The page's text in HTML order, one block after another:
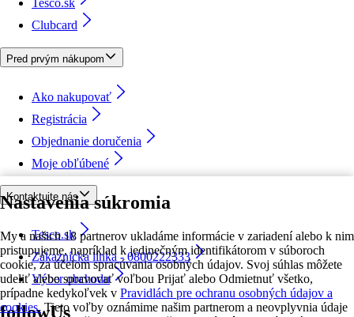
Nastavenia súkromia
My a našich 18 partnerov ukladáme informácie v zariadení alebo k nim
pristupujeme, napríklad k jedinečným identifikátorom v súboroch
cookie, za účelom spracúvania osobných údajov. Svoj súhlas môžete
udeliť alebo spravovať voľbou Prijať alebo Odmietnuť všetko,
prípadne kedykoľvek v Pravidlách pre ochranu osobných údajov a
cookies. Tieto voľby oznámime našim partnerom a neovplyvnia údaje
Tesco.sk
Clubcard
Pred prvým nákupom
Ako nakupovať
Registrácia
Objednanie doručenia
Moje obľúbené
Kontaktujte nás
Tesco.sk
Zákaznícka linka - 0800222333
Výber obchodu
followUs